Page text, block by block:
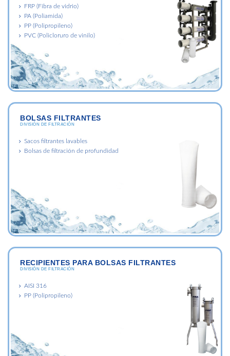
FRP (Fibra de vidrio)
PA (Poliamida)
PP (Polipropileno)
PVC (Policloruro de vinilo)
BOLSAS FILTRANTES
DIVISIÓN DE FILTRACIÓN
Sacos filtrantes lavables
Bolsas de filtración de profundidad
RECIPIENTES PARA BOLSAS FILTRANTES
DIVISIÓN DE FILTRACIÓN
AISI 316
PP (Polipropileno)